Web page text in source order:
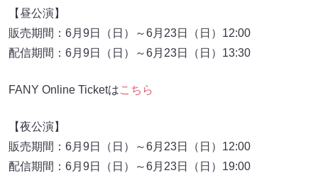
【昼公演】
販売期間：6月9日（日）～6月23日（日）12:00
配信期間：6月9日（日）～6月23日（日）13:30
FANY Online Ticketはこちら
【夜公演】
販売期間：6月9日（日）～6月23日（日）12:00
配信期間：6月9日（日）～6月23日（日）19:00